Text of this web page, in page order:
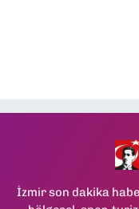
İzmir son dakika